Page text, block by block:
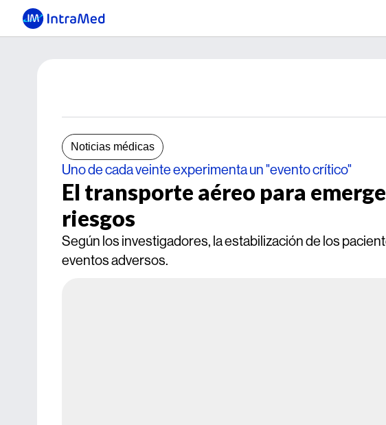
Noticias médicas
Uno de cada veinte experimenta un "evento crítico"
El transporte aéreo para
riesgos
Según los investigadores, la estabilización de los
eventos adversos.